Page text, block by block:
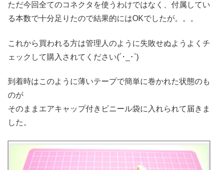
ただ今回全てのコネクタを使うわけではなく、付属してい
る本数で十分足りたので結果的にはOKでしたが。。。
これから買われる方は管理人のように失敗せぬようよくチ
ェックして購入されてください(´･_･`)
到着時はこのように薄いテープで簡単に巻かれた状態のも
のが
そのままエアキャップ付きビニール袋に入れられて届きま
した。